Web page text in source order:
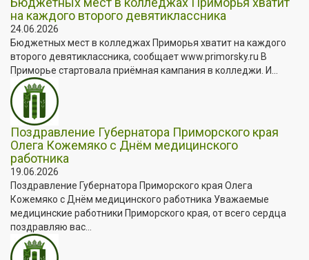
на каждого второго девятиклассника
24.06.2026
Бюджетных мест в колледжах Приморья хватит на каждого
второго девятиклассника, сообщает www.primorsky.ru В
Приморье стартовала приёмная кампания в колледжи. И...
Поздравление Губернатора Приморского края
Олега Кожемяко с Днём медицинского
работника
19.06.2026
Поздравление Губернатора Приморского края Олега
Кожемяко с Днём медицинского работника Уважаемые
медицинские работники Приморского края, от всего сердца
поздравляю вас...